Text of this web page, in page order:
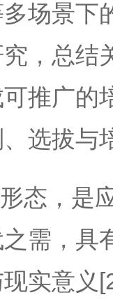
场景下
，总结
推广的
选拔与
态，是
需，具
实意义